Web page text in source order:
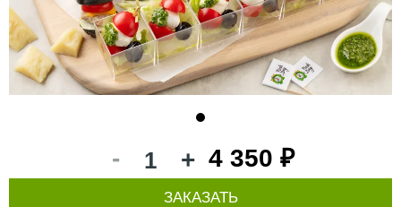
- + 4 350 ₽
ЗАКАЗАТЬ